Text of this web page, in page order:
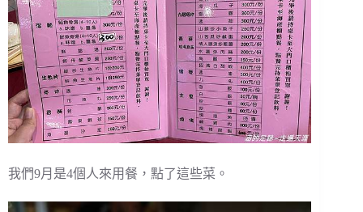
我們9月是4個人來用餐，點了這些菜。